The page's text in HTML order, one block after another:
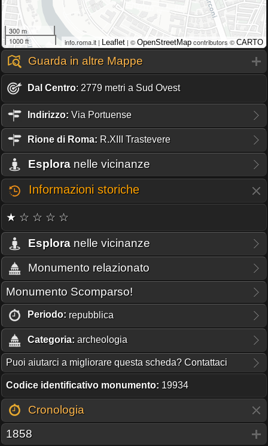
300 m
1000 ft
info.roma.it | Leaflet | © OpenStreetMap contributors © CARTO
Guarda in altre Mappe
Dal Centro: 2779 metri a Sud Ovest
Indirizzo: Via Portuense
Rione di Roma: R.XIII Trastevere
Esplora nelle vicinanze
Informazioni storiche
★ ☆ ☆ ☆ ☆
Esplora nelle vicinanze
Monumento relazionato
Monumento Scomparso!
Periodo: repubblica
Categoria: archeologia
Puoi aiutarci a migliorare questa scheda? Contattaci
Codice identificativo monumento: 19934
Cronologia
1858